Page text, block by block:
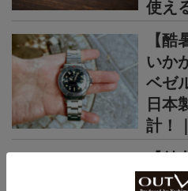
使え
【
いか
ベゼ
日本
計！
【魅
ルー